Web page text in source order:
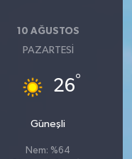
10 AĞUSTOS
PAZARTESI
26°
Güneşli
Nem: %64